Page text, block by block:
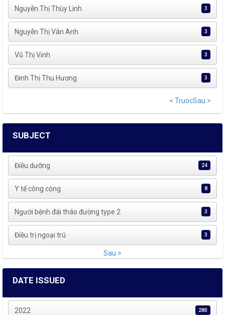
Nguyễn Thị Thùy Linh 3
Nguyễn Thị Vân Anh 3
Vũ Thị Vinh 3
Đinh Thị Thu Hương 3
< TruocSau >
SUBJECT
Điều dưỡng 24
Y tế công cộng 8
Người bệnh đái tháo đường type 2 3
Điều trị ngoại trú 3
Sau >
DATE ISSUED
2022 280